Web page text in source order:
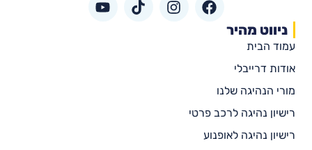
ניווט מהיר
עמוד הבית
אודות דרייבלי
מורי הנהיגה שלנו
רישיון נהיגה לרכב פרטי
רישיון נהיגה לאופנוע